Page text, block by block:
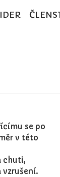
se po
v této
chuti,
vzrušení.